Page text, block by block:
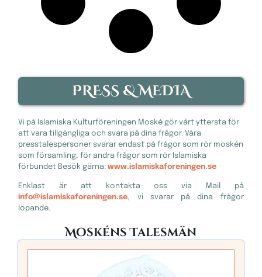
PRESS & MEDIA
Vi på Islamiska Kulturföreningen Moské gör vårt yttersta för
att vara tillgängliga och svara på dina frågor. Våra
presstalespersoner svarar endast på frågor som rör moskén
som församling, för andra frågor som rör Islamiska
förbundet Besök gärna:www.islamiskaforeningen.se
Enklast är att kontakta oss via Mail på
info@islamiskaforeningen.se, vi svarar på dina frågor
löpande.
Moskéns Talesmän